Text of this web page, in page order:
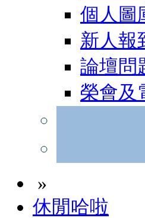
個人圖
新人報
論壇問
榮會及
»
休閒哈啦